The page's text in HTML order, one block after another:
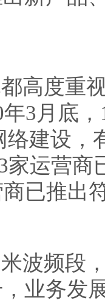
高度重
3月底
络建设，
运营商
已推出
波频段
业务发